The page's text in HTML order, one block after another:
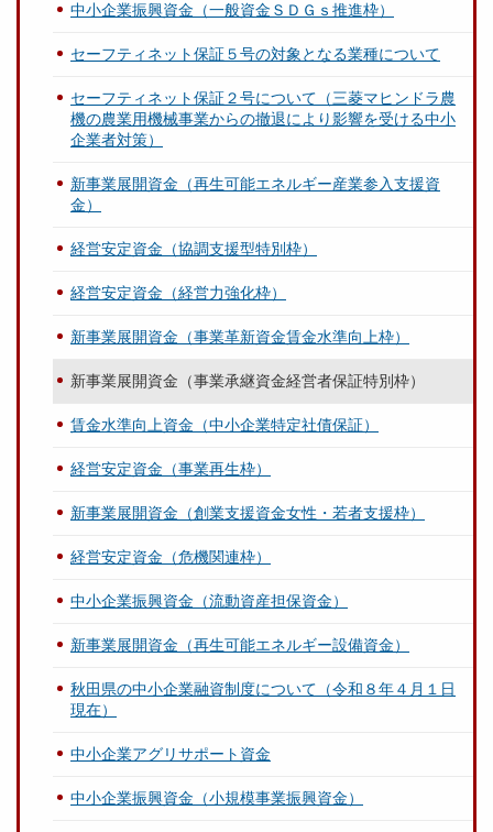
中小企業振興資金（一般資金ＳＤＧｓ推進枠）
セーフティネット保証５号の対象となる業種について
セーフティネット保証２号について（三菱マヒンドラ農
機の農業用機械事業からの撤退により影響を受ける中小
企業者対策）
新事業展開資金（再生可能エネルギー産業参入支援資
金）
経営安定資金（協調支援型特別枠）
経営安定資金（経営力強化枠）
新事業展開資金（事業革新資金賃金水準向上枠）
新事業展開資金（事業承継資金経営者保証特別枠）
賃金水準向上資金（中小企業特定社債保証）
経営安定資金（事業再生枠）
新事業展開資金（創業支援資金女性・若者支援枠）
経営安定資金（危機関連枠）
中小企業振興資金（流動資産担保資金）
新事業展開資金（再生可能エネルギー設備資金）
秋田県の中小企業融資制度について（令和８年４月１日
現在）
中小企業アグリサポート資金
中小企業振興資金（小規模事業振興資金）